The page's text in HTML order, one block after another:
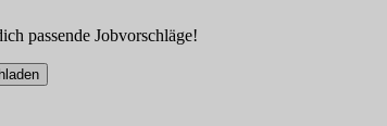
passende Jobvorschläge!